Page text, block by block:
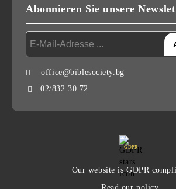
Abonnieren Sie unsere
office@biblesociety.bg
02/832 30 72
GDPR
Our website is GDPR